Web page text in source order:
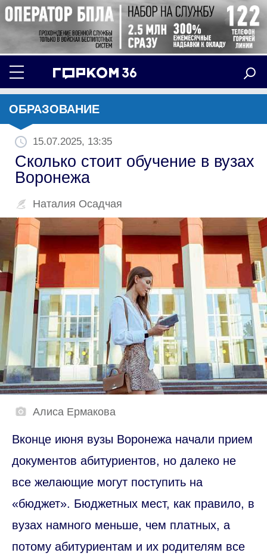
ОБРАЗОВАНИЕ
15.07.2025, 13:35
Сколько стоит обучение в вузах
Воронежа
Наталия Осадчая
Алиса Ермакова
Вконце июня вузы Воронежа начали прием
документов абитуриентов, но далеко не
все желающие могут поступить на
«бюджет». Бюджетных мест, как правило, в
вузах намного меньше, чем платных, а
потому абитуриентам и их родителям все